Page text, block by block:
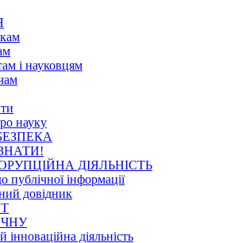
і науковцям
науку
ДІЯЛЬНІСТЬ
публічної інформації
довідник
ЧНУ
інноваційна діяльність